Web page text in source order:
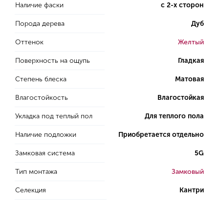
Наличие фаски с 2-х сторон
Порода дерева Дуб
Оттенок Желтый
Поверхность на ощупь Гладкая
Степень блеска Матовая
Влагостойкость Влагостойкая
Укладка под теплый пол Для теплого пола
Наличие подложки Приобретается отдельно
Замковая система 5G
Тип монтажа Замковый
Селекция Кантри